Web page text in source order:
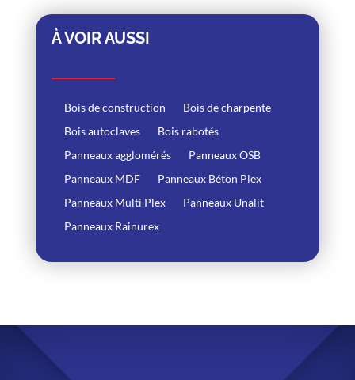
À VOIR AUSSI
Bois de construction
Bois de charpente
Bois autoclaves
Bois rabotés
Panneaux agglomérés
Panneaux OSB
Panneaux MDF
Panneaux Béton Plex
Panneaux Multi Plex
Panneaux Unalit
Panneaux Rainurex